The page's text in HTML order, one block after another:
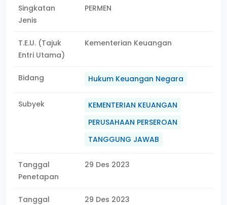
Singkatan
Jenis
PERMEN
T.E.U. (Tajuk
Entri Utama)
Kementerian Keuangan
Bidang Hukum Keuangan Negara
Subyek
KEMENTERIAN KEUANGAN
PERUSAHAAN PERSEROAN
TANGGUNG JAWAB
Tanggal
Penetapan
29 Des 2023
Tanggal
29 Des 2023